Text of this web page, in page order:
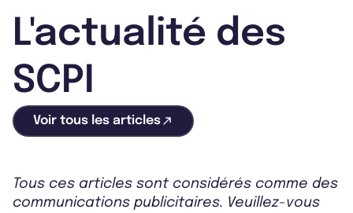
L'actualité des
SCPI
Voir tous les articles
Tous ces articles sont considérés comme des
communications publicitaires. Veuillez-vous